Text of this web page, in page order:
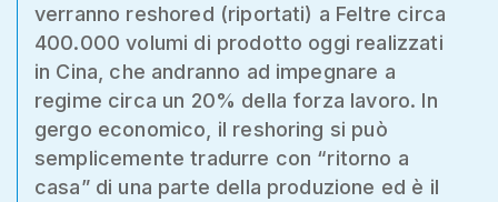
verranno reshored (riportati) a Feltre circa
400.000 volumi di prodotto oggi realizzati
in Cina, che andranno ad impegnare a
regime circa un 20% della forza lavoro. In
gergo economico, il reshoring si può
semplicemente tradurre con “ritorno a
casa” di una parte della produzione ed è il